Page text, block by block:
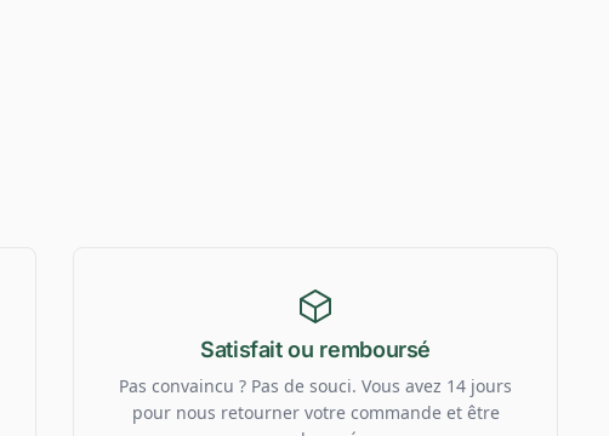
Satisfait ou remboursé
Pas convaincu ? Pas de souci. Vous avez 14 jours
pour nous retourner votre commande et être